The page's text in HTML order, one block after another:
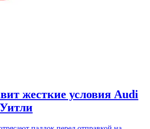
жесткие условия Audi